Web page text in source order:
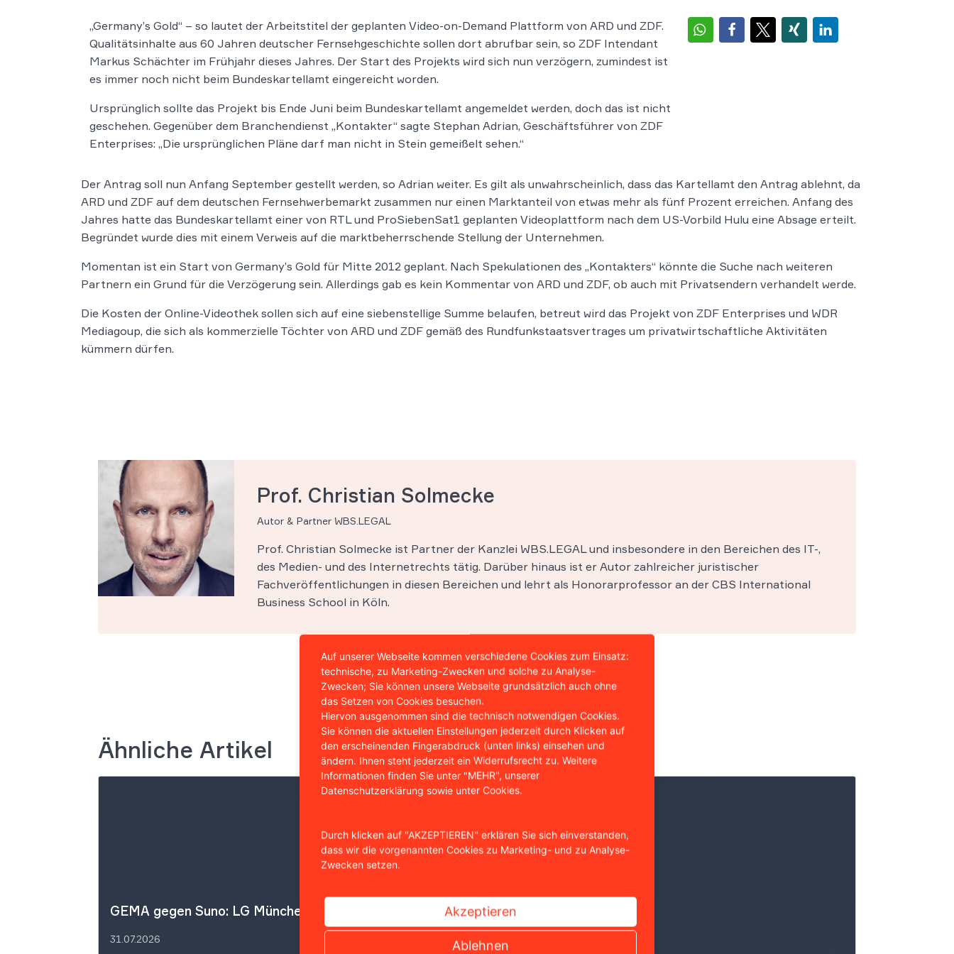
„Germany’s Gold“ – so lautet der Arbeitstitel der geplanten Video-on-Demand Plattform von ARD und ZDF.
Qualitätsinhalte aus 60 Jahren deutscher Fernsehgeschichte sollen dort abrufbar sein, so ZDF Intendant
Markus Schächter im Frühjahr dieses Jahres. Der Start des Projekts wird sich nun verzögern, zumindest ist
es immer noch nicht beim Bundeskartellamt eingereicht worden.
Ursprünglich sollte das Projekt bis Ende Juni beim Bundeskartellamt angemeldet werden, doch das ist nicht
geschehen. Gegenüber dem Branchendienst „Kontakter“ sagte Stephan Adrian, Geschäftsführer von ZDF
Enterprises: „Die ursprünglichen Pläne darf man nicht in Stein gemeißelt sehen.“
Der Antrag soll nun Anfang September gestellt werden, so Adrian weiter. Es gilt als unwahrscheinlich, dass das Kartellamt den Antrag ablehnt, da
ARD und ZDF auf dem deutschen Fernsehwerbemarkt zusammen nur einen Marktanteil von etwas mehr als fünf Prozent erreichen. Anfang des
Jahres hatte das Bundeskartellamt einer von RTL und ProSiebenSat1 geplanten Videoplattform nach dem US-Vorbild Hulu eine Absage erteilt.
Begründet wurde dies mit einem Verweis auf die marktbeherrschende Stellung der Unternehmen.
Momentan ist ein Start von Germany’s Gold für Mitte 2012 geplant. Nach Spekulationen des „Kontakters“ könnte die Suche nach weiteren
Partnern ein Grund für die Verzögerung sein. Allerdings gab es kein Kommentar von ARD und ZDF, ob auch mit Privatsendern verhandelt werde.
Die Kosten der Online-Videothek sollen sich auf eine siebenstellige Summe belaufen, betreut wird das Projekt von ZDF Enterprises und WDR
Mediagoup, die sich als kommerzielle Töchter von ARD und ZDF gemäß des Rundfunkstaatsvertrages um privatwirtschaftliche Aktivitäten
kümmern dürfen.
Prof. Christian Solmecke
Autor & Partner WBS.LEGAL
Prof. Christian Solmecke ist Partner der Kanzlei WBS.LEGAL und insbesondere in den Bereichen des IT-,
des Medien- und des Internetrechts tätig. Darüber hinaus ist er Autor zahlreicher juristischer
Fachveröffentlichungen in diesen Bereichen und lehrt als Honorarprofessor an der CBS International
Business School in Köln.
Ähnliche Artikel
GEMA gegen Suno: LG München I fällt wegweisendes Urteil
31.07.2026
Auf unserer Webseite kommen verschiedene Cookies zum Einsatz:
technische, zu Marketing-Zwecken und solche zu Analyse-
Zwecken; Sie können unsere Webseite grundsätzlich auch ohne
das Setzen von Cookies besuchen.
Hiervon ausgenommen sind die technisch notwendigen Cookies.
Sie können die aktuellen Einstellungen jederzeit durch Klicken auf
den erscheinenden Fingerabdruck (unten links) einsehen und
ändern. Ihnen steht jederzeit ein Widerrufsrecht zu. Weitere
Informationen finden Sie unter "MEHR", unserer
Datenschutzerklärung sowie unter Cookies.
Durch klicken auf "AKZEPTIEREN" erklären Sie sich einverstanden,
dass wir die vorgenannten Cookies zu Marketing- und zu Analyse-
Zwecken setzen.
Akzeptieren
Ablehnen